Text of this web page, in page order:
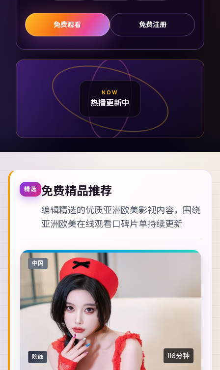
免费观看 免费注册
NOW
热播更新中
精选 免费精品推荐
编辑精选的优质亚洲欧美影视内容，围绕
亚洲欧美在线观看口碑片单持续更新
中国
院线 116分钟